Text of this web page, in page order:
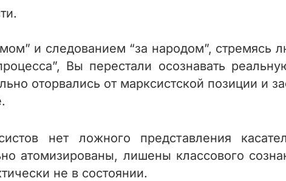
и следованием “за народом”, стремясь
Вы перестали осознавать
оторвались от марксистской позиции и
нет ложного представления
атомизированы, лишены классового
не в состоянии.